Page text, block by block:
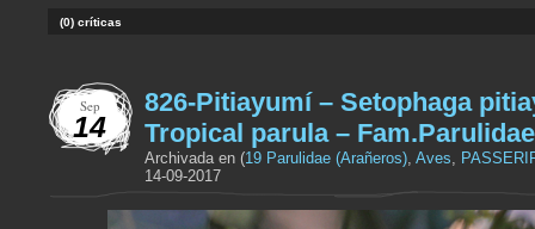
(0) críticas
Sep
14
826-Pitiayumí – Setophaga
Tropical parula – Fam.Parulidae
Archivada en (19 Parulidae (Arañeros) Aves
14-09-2017